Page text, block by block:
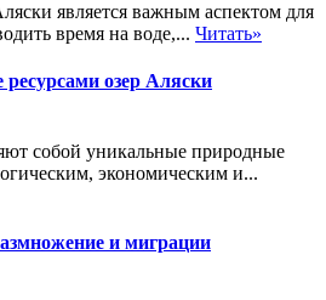
является важным аспектом для
время на воде,... Читать»
озер Аляски
собой уникальные природные
экономическим и...
и миграции